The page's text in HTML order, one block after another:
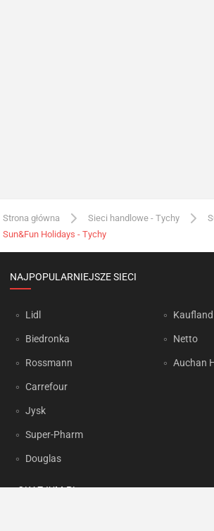
Strona główna Sieci handlowe - Tychy
Sun&Fun Holidays - Tychy
NAJPOPULARNIEJSZE SIECI
Lidl
Biedronka
Rossmann
Carrefour
Jysk
Super-Pharm
Douglas
Kaufland
Netto
Auchan
OKAZJUM.PL